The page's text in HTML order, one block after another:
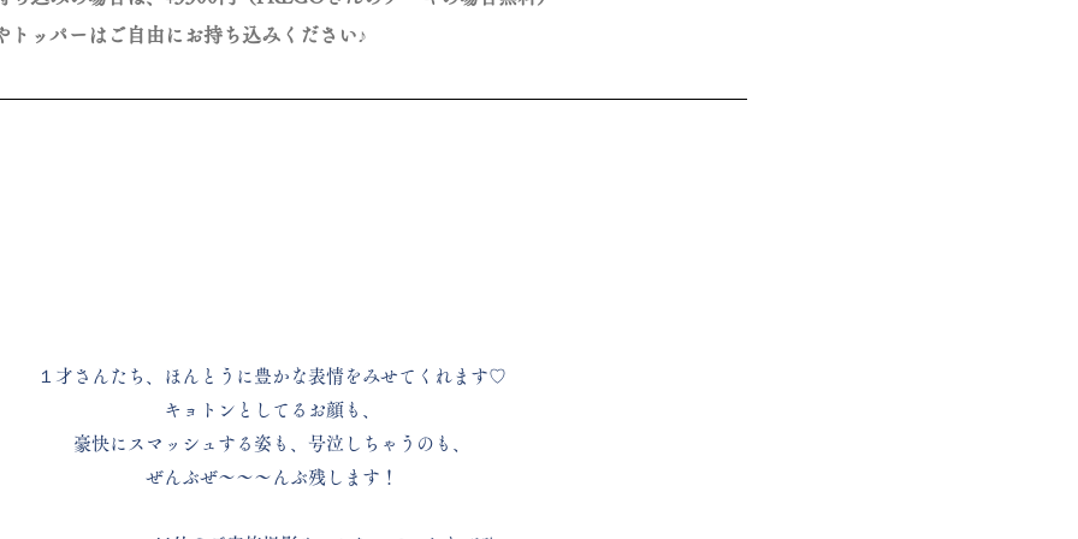
はご自由にお持ち込みください♪
１才さんたち、
ほんとうに豊かな表情をみせてくれます♡
キョトンとしてるお顔も、
豪快にスマッシュする姿も、 号泣しちゃうのも、
ぜんぶぜ〜〜〜んぶ残します！